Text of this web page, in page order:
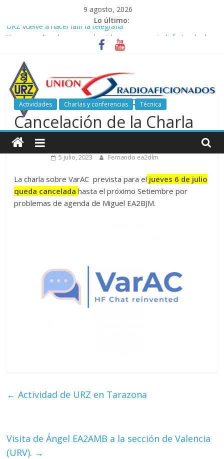
contenido
9 agosto, 2026
Lo último:
URZ vuelve a hacer latir la telegrafía
Verano, radio y buenas ondas: ideas para seguir disfrutando de
Promoción de Verano ICOM en Promodis Telecom
Nueva ubicación de la Jefatura Provincial de Inspección de las
Telecomunicaciones de Zaragoza. Información de interés para
los radioaficionados
La cantera de URZ vuelve a hacerse escuchar en el YOTA
Contest
Unión
de
Radioaficionados
de
Actividades Charlas y conferencias Técnica
Cancelación de la Charla
5 julio, 2023 Fernando ea2dlm
La charla sobre VarAC prevista para el jueves 6 de julio
queda cancelada hasta el próximo Setiembre por
problemas de agenda de Miguel EA2BJM.
← Actividad de URZ en Tarazona
Visita de Ángel EA2AMB a la sección de Valencia
(URV). →